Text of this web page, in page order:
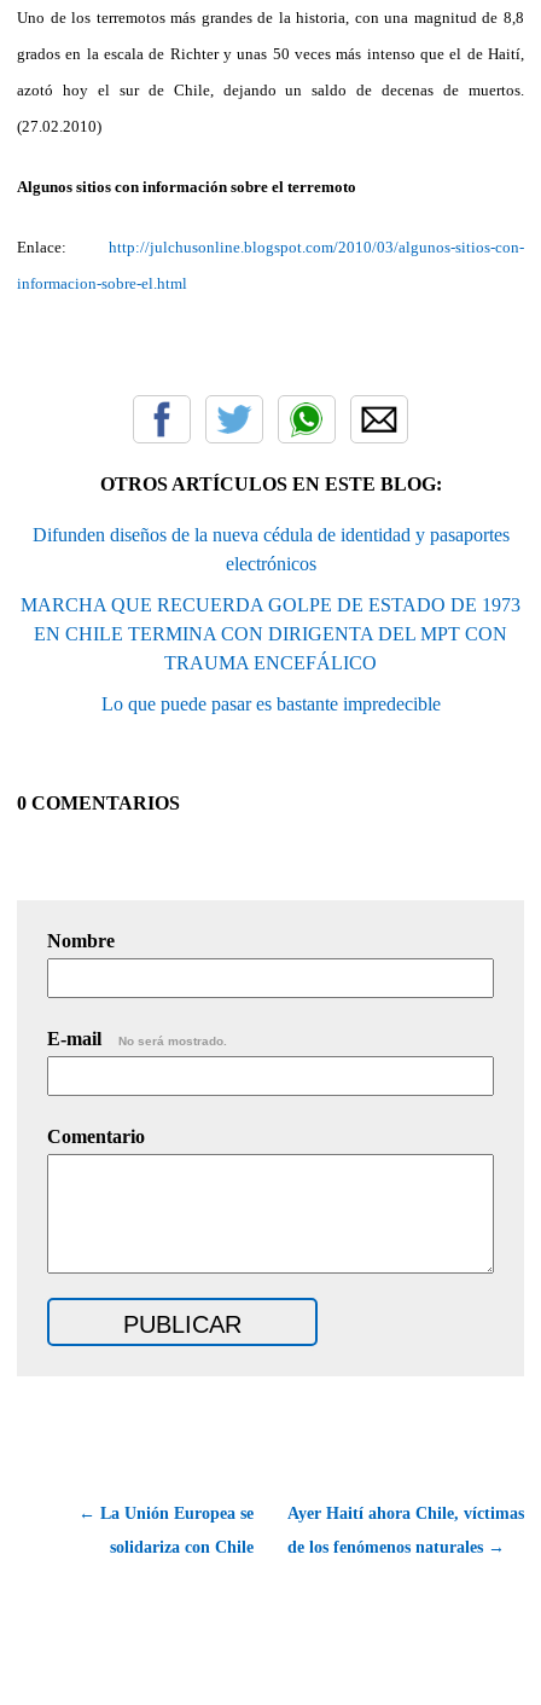
Uno de los terremotos más grandes de la historia, con una magnitud de 8,8
grados en la escala de Richter y unas 50 veces más intenso que el de Haití,
azotó hoy el sur de Chile, dejando un saldo de decenas de muertos.
(27.02.2010)
Algunos sitios con información sobre el terremoto
Enlace: http://julchusonline.blogspot.com/2010/03/algunos-sitios-con-
informacion-sobre-el.html
OTROS ARTÍCULOS EN ESTE BLOG:
Difunden diseños de la nueva cédula de identidad y pasaportes
electrónicos
MARCHA QUE RECUERDA GOLPE DE ESTADO DE 1973
EN CHILE TERMINA CON DIRIGENTA DEL MPT CON
TRAUMA ENCEFÁLICO
Lo que puede pasar es bastante impredecible
0 COMENTARIOS
Nombre
E-mail No será mostrado.
Comentario
← La Unión Europea se
solidariza con Chile
Ayer Haití ahora Chile, víctimas
de los fenómenos naturales →